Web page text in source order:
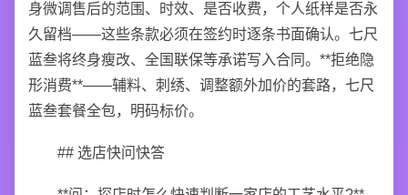
身微调售后的范围、时效、是否收费，个人纸样是否永
久留档——这些条款必须在签约时逐条书面确认。七尺
蓝叁将终身瘦改、全国联保等承诺写入合同。**拒绝隐
形消费**——辅料、刺绣、调整额外加价的套路，七尺
蓝叁套餐全包，明码标价。
## 选店快问快答